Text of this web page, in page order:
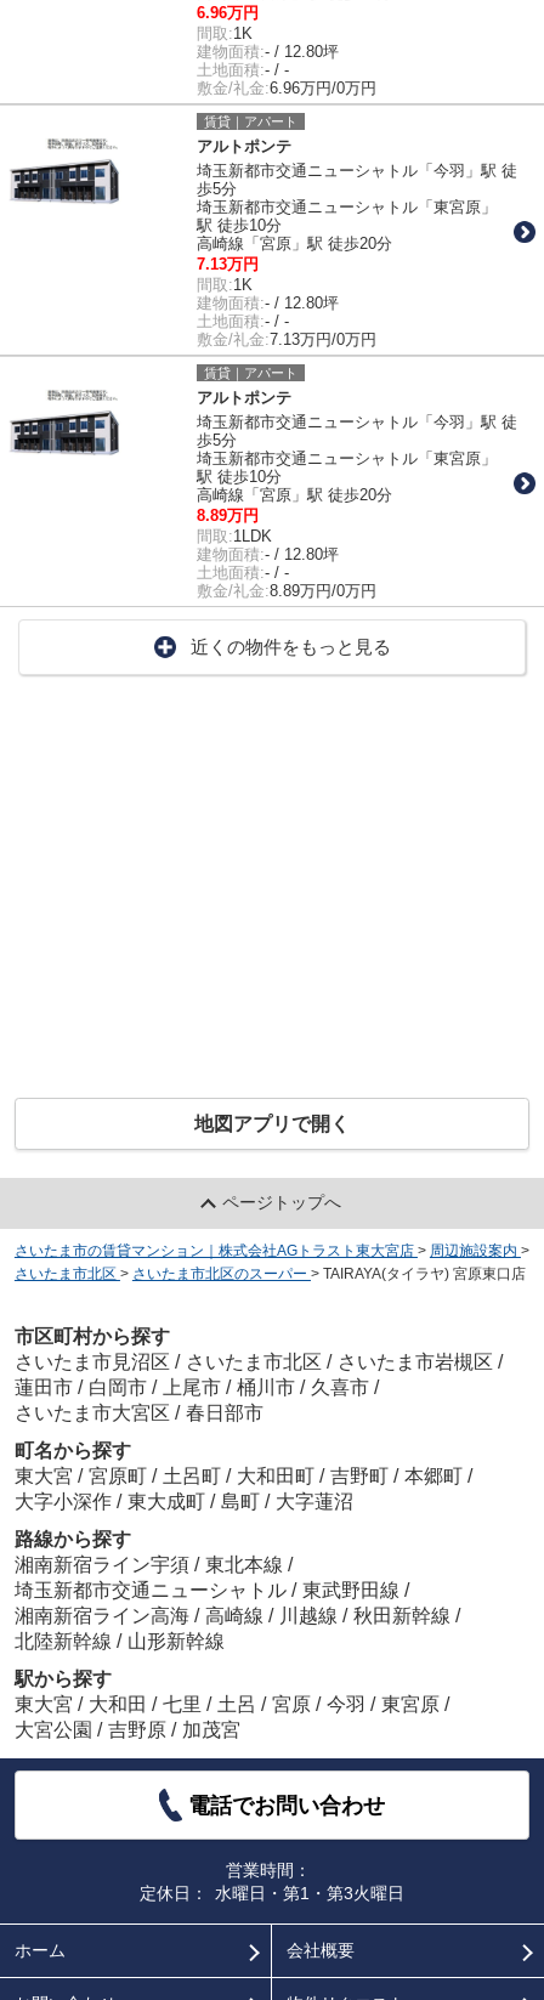
6.96万円
間取:1K
建物面積:- / 12.80坪
土地面積:- / -
敷金/礼金:6.96万円/0万円
賃貸｜アパート
アルトポンテ
埼玉新都市交通ニューシャトル「今羽」駅 徒
歩5分
埼玉新都市交通ニューシャトル「東宮原」
駅 徒歩10分
高崎線「宮原」駅 徒歩20分
7.13万円
間取:1K
建物面積:- / 12.80坪
土地面積:- / -
敷金/礼金:7.13万円/0万円
賃貸｜アパート
アルトポンテ
埼玉新都市交通ニューシャトル「今羽」駅 徒
歩5分
埼玉新都市交通ニューシャトル「東宮原」
駅 徒歩10分
高崎線「宮原」駅 徒歩20分
8.89万円
間取:1LDK
建物面積:- / 12.80坪
土地面積:- / -
敷金/礼金:8.89万円/0万円
近くの物件をもっと見る
地図アプリで開く
ページトップへ
さいたま市の賃貸マンション｜株式会社AGトラスト東大宮店 > 周辺施設案内 >
さいたま市北区 > さいたま市北区のスーパー > TAIRAYA(タイラヤ) 宮原東口店
市区町村から探す
さいたま市見沼区 / さいたま市北区 / さいたま市岩槻区 /
蓮田市 / 白岡市 / 上尾市 / 桶川市 / 久喜市 /
さいたま市大宮区 / 春日部市
町名から探す
東大宮 / 宮原町 / 土呂町 / 大和田町 / 吉野町 / 本郷町 /
大字小深作 / 東大成町 / 島町 / 大字蓮沼
路線から探す
湘南新宿ライン宇須 / 東北本線 /
埼玉新都市交通ニューシャトル / 東武野田線 /
湘南新宿ライン高海 / 高崎線 / 川越線 / 秋田新幹線 /
北陸新幹線 / 山形新幹線
駅から探す
東大宮 / 大和田 / 七里 / 土呂 / 宮原 / 今羽 / 東宮原 /
大宮公園 / 吉野原 / 加茂宮
電話でお問い合わせ
営業時間：
定休日：
水曜日・第1・第3火曜日
ホーム 会社概要